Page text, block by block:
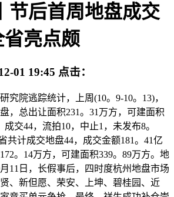
节后首周地盘成交
省亮点颇
01 19:45 点击：
院逃踪统计，上周(10。9-10。13)，
，总出让面积231。31万方，可建面积
交44，流拍10，中止1，未发布8。
共计成交地盘44，成交金额181。41亿
。14万方，可建面积339。89万方。地
11日，长假事后，四时度杭州地盘市场
、新但愿、荣安、上坤、碧桂园、近